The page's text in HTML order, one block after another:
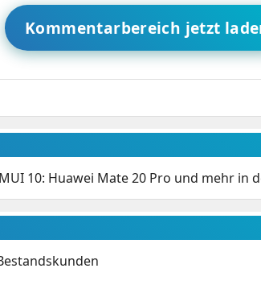
Kommentarbereich jetzt
10: Huawei Mate 20 Pro und mehr in